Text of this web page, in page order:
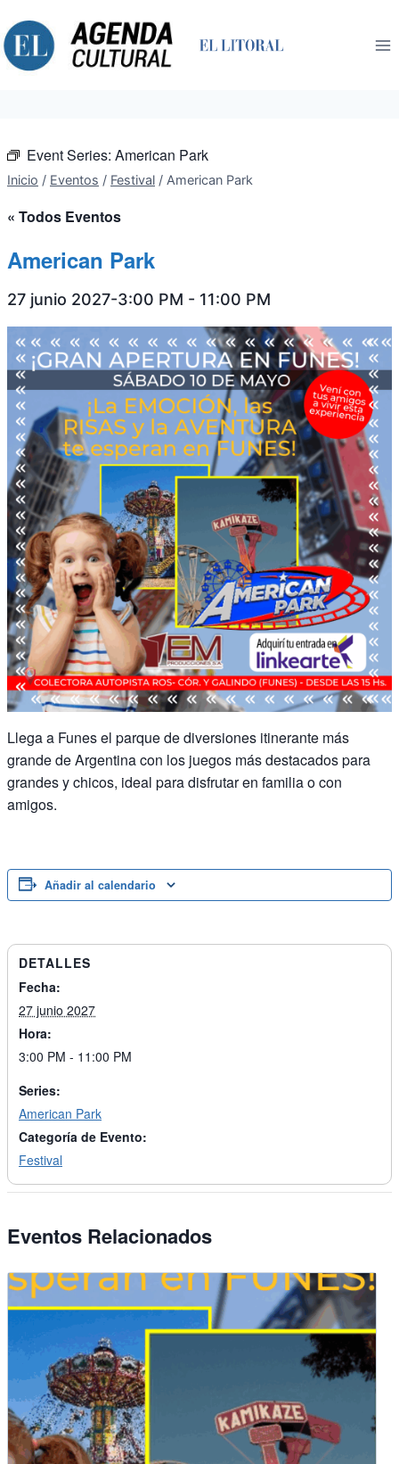
al
contenido
Event Series: American Park
Inicio / Eventos / Festival / American Park
« Todos Eventos
American Park
27 junio 2027-3:00 PM - 11:00 PM
Llega a Funes el parque de diversiones itinerante más
grande de Argentina con los juegos más destacados para
grandes y chicos, ideal para disfrutar en familia o con
amigos.
Añadir al calendario
DETALLES
Fecha:
27 junio 2027
Hora:
3:00 PM - 11:00 PM
Series:
American Park
Categoría de Evento:
Festival
Eventos Relacionados